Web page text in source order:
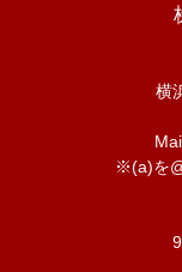
横
※(a)を